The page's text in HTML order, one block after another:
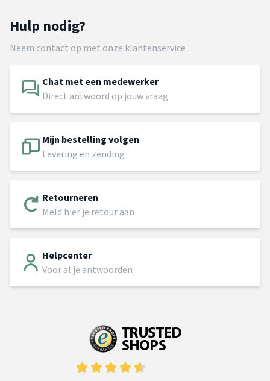
Hulp nodig?
Neem contact op met onze klantenservice
Chat met een medewerker
Direct antwoord op jouw vraag
Mijn bestelling volgen
Levering en zending
Retourneren
Meld hier je retour aan
Helpcenter
Voor al je antwoorden